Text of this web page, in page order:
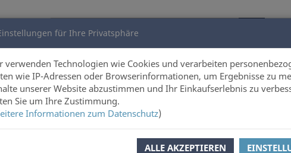
für Ihre Privatsphäre
verwenden Technologien wie Cookies und verarbeiten
wie IP-Adressen oder Browserinformationen, um Ergebnisse zu
unserer Website abzustimmen und Ihr Einkaufserlebnis zu
Sie um Ihre Zustimmung.
Informationen zum Datenschutz)
ALLE AKZEPTIEREN
Autoren Über uns
Architektur
zurück Artikel 13 von 13